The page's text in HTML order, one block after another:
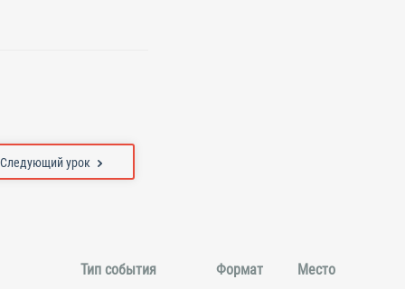
Следующий урок
Тип события Формат Место